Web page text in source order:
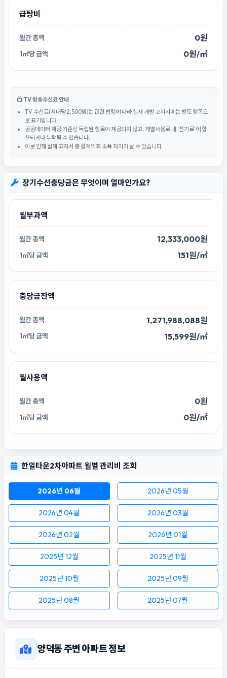
급탕비
0원
0원/㎡
📺 TV 방송수신료 안내
TV 수신료(세대당 2,500원)는 관련 법령에 따라 실제 개별 고지서에는 별도 항목으
로 표기됩니다.
공공데이터 제공 기준상 독립된 항목이 제공되지 않고, 개별사용료 내 '전기료'에 합
산되거나 누락될 수 있습니다.
이로 인해 실제 고지서 총 합계액과 소폭 차이가 날 수 있습니다.
장기수선충당금은 무엇이며 얼마인가요?
월부과액
12,333,000원
151원/㎡
충당금잔액
1,271,988,088원
15,599원/㎡
월사용액
0원
0원/㎡
한일타운2차아파트 월별 관리비 조회
2026년 06월 2026년 05월
2026년 04월 2026년 03월
2026년 02월 2026년 01월
2025년 12월 2025년 11월
2025년 10월 2025년 09월
2025년 08월 2025년 07월
양덕동 주변 아파트 정보